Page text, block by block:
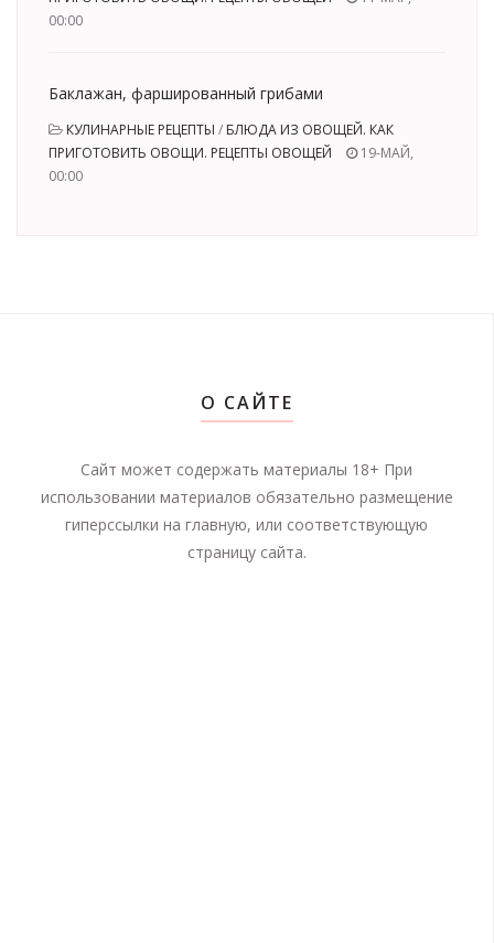
00:00
Баклажан, фаршированный грибами
КУЛИНАРНЫЕ РЕЦЕПТЫ / БЛЮДА ИЗ ОВОЩЕЙ. КАК
ПРИГОТОВИТЬ ОВОЩИ. РЕЦЕПТЫ ОВОЩЕЙ
19-МАЙ,
00:00
О САЙТЕ
Сайт может содержать материалы 18+ При
использовании материалов обязательно размещение
гиперссылки на главную, или соответствующую
страницу сайта.